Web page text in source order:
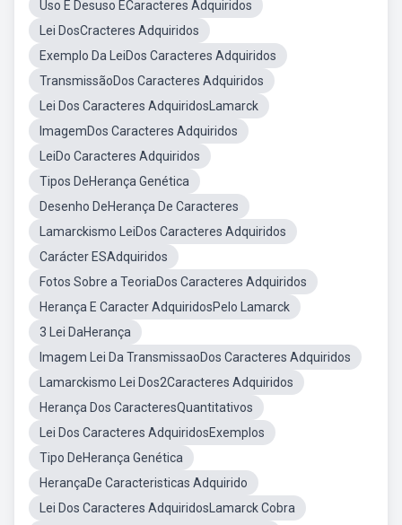
Uso E Desuso ECaracteres Adquiridos
Lei DosCracteres Adquiridos
Exemplo Da LeiDos Caracteres Adquiridos
TransmissãoDos Caracteres Adquiridos
Lei Dos Caracteres AdquiridosLamarck
ImagemDos Caracteres Adquiridos
LeiDo Caracteres Adquiridos
Tipos DeHerança Genética
Desenho DeHerança De Caracteres
Lamarckismo LeiDos Caracteres Adquiridos
Carácter ESAdquiridos
Fotos Sobre a TeoriaDos Caracteres Adquiridos
Herança E Caracter AdquiridosPelo Lamarck
3 Lei DaHerança
Imagem Lei Da TransmissaoDos Caracteres Adquiridos
Lamarckismo Lei Dos2Caracteres Adquiridos
Herança Dos CaracteresQuantitativos
Lei Dos Caracteres AdquiridosExemplos
Tipo DeHerança Genética
HerançaDe Caracteristicas Adquirido
Lei Dos Caracteres AdquiridosLamarck Cobra